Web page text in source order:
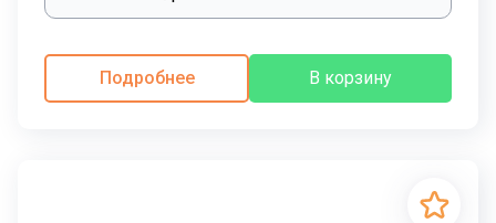
Подробнее В корзину